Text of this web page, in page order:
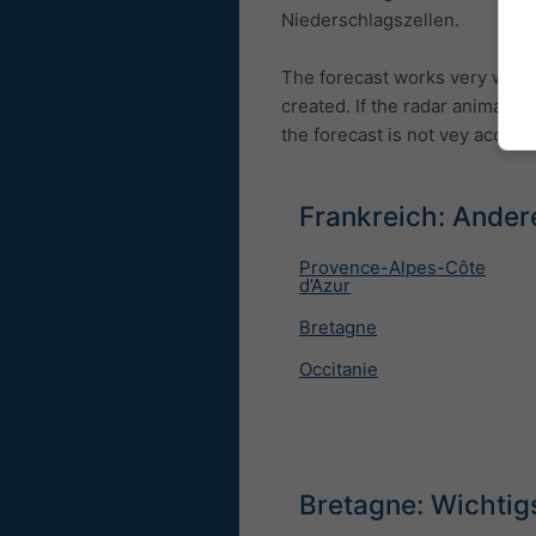
Niederschlagszellen.
The forecast works very well
created. If the radar
the forecast is not vey
Frankreich:
Provence-Alpes-Côte
d’Azur
Bretagne
Occitanie
Bretagne: